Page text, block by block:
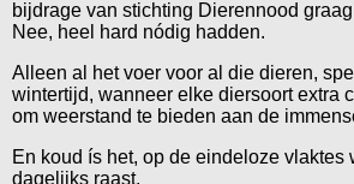
bijdrage van stichting Dierennood
Nee, heel hard nódig hadden.
Alleen al het voer voor al die dieren,
wintertijd, wanneer elke diersoort extra
om weerstand te bieden aan de
En koud ís het, op de eindeloze vlaktes
dagelijks raast.